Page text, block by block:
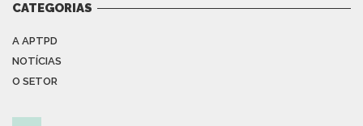
CATEGORIAS
A APTPD
NOTÍCIAS
O SETOR